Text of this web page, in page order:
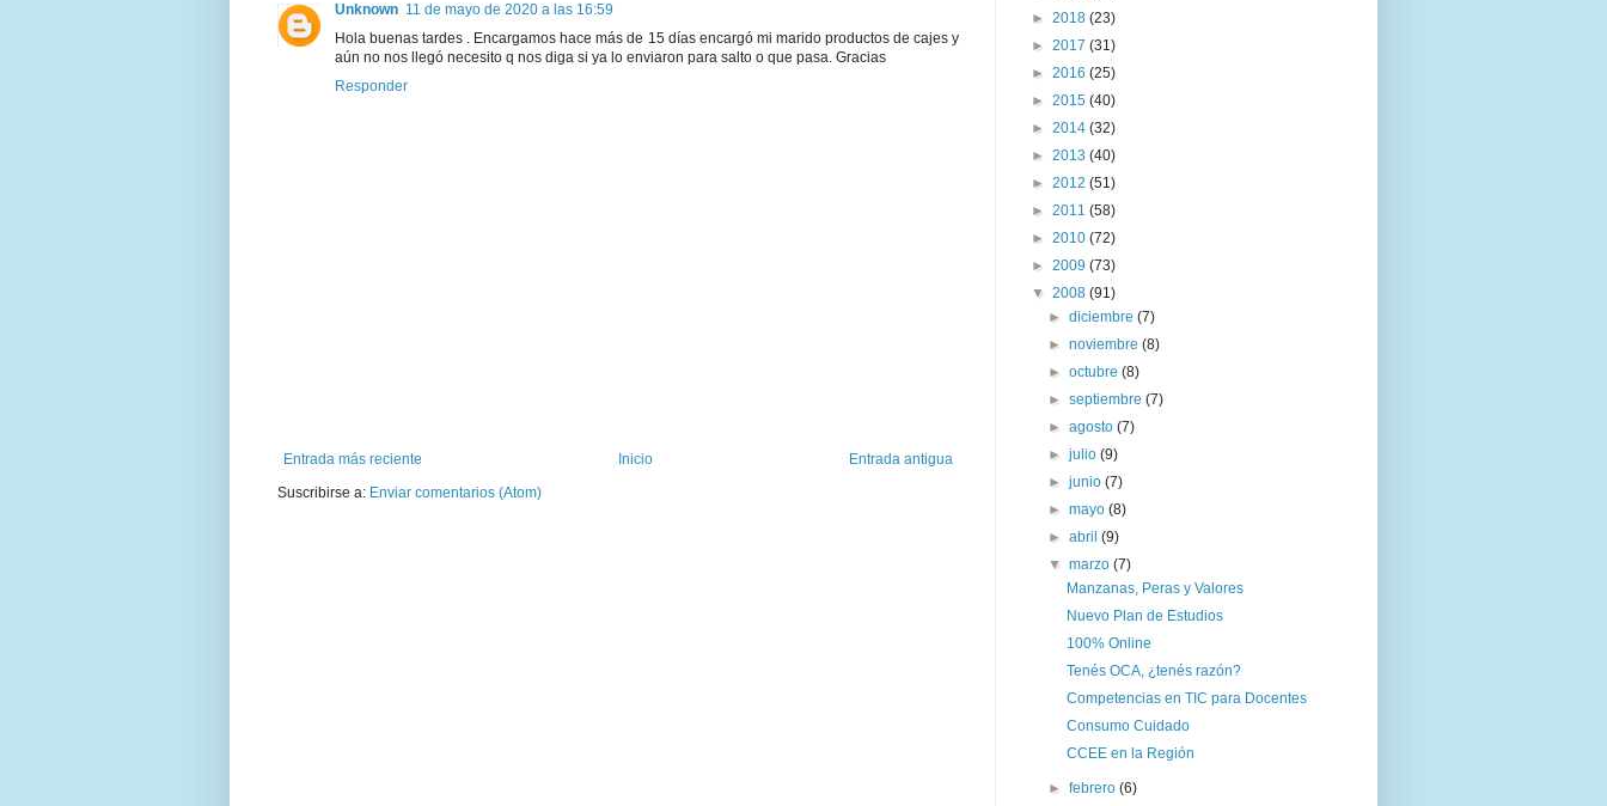
Unknown 11 de mayo de 2020 a las 16:59
Hola buenas tardes . Encargamos hace más de 15 días encargó mi marido productos de cajes y
aún no nos llegó necesito q nos diga si ya lo enviaron para salto o que pasa. Gracias
Responder
Entrada más reciente Entrada antigua
Inicio
Suscribirse a: Enviar comentarios (Atom)
► 2018 (23)
► 2017 (31)
► 2016 (25)
► 2015 (40)
► 2014 (32)
► 2013 (40)
► 2012 (51)
► 2011 (58)
► 2010 (72)
► 2009 (73)
▼ 2008 (91)
►diciembre(7)
►noviembre(8)
►octubre(8)
►septiembre(7)
►agosto(7)
►julio(9)
►junio(7)
►mayo(8)
►abril(9)
▼marzo(7)
Manzanas, Peras y Valores
Nuevo Plan de Estudios
100% Online
Tenés OCA, ¿tenés razón?
Competencias en TIC para Docentes
Consumo Cuidado
CCEE en la Región
►febrero(6)